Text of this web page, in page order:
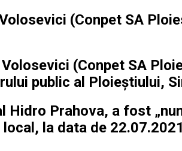
(Conpet SA
(Conpet SA
public al Ploieștiului,
Prahova, a fost
la data de